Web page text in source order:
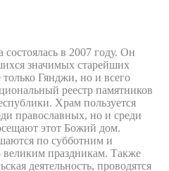
состоялась в 2007 году. Он
значимых старейших
Гянджи, но и всего
реестр памятников
Храм пользуется
православных, но и среди
этот Божий дом.
по субботним и
праздникам. Также
деятельность, проводятся